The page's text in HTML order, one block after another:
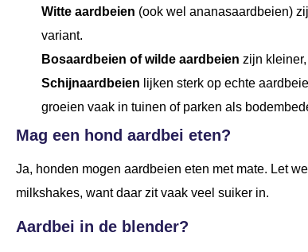
Witte aardbeien (ook wel ananasaardbeien)
variant.
Bosaardbeien of wilde aardbeien zijn
Schijnaardbeien lijken sterk op echte
groeien vaak in tuinen of parken als
Mag een hond aardbei eten?
Ja, honden mogen aardbeien eten met mate. Let
milkshakes, want daar zit vaak veel suiker in.
Aardbei in de blender?